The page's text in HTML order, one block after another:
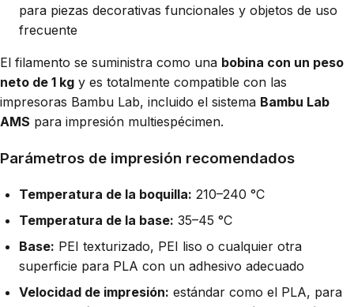
para piezas decorativas funcionales y objetos de uso
frecuente
El filamento se suministra como una bobina con un peso
neto de 1 kg y es totalmente compatible con las
impresoras Bambu Lab, incluido el sistema Bambu Lab
AMS para impresión multiespécimen.
Parámetros de impresión recomendados
Temperatura de la boquilla: 210–240 °C
Temperatura de la base: 35–45 °C
Base: PEI texturizado, PEI liso o cualquier otra
superficie para PLA con un adhesivo adecuado
Velocidad de impresión: estándar como el PLA, para